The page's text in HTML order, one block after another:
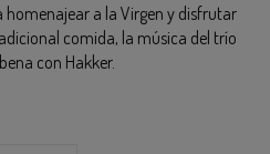
a la Virgen y disfrutar
comida, la música del trío
con Hakker.